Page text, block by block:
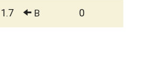
1.7 В 0